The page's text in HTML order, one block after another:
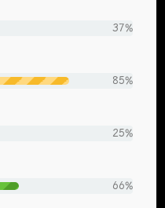
37%
85%
25%
66%